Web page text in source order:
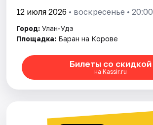
12 июля 2026 • воскресенье • 20:00
Город: Улан-Удэ
Площадка: Баран на Корове
Билеты со скидкой
на Kassir.ru